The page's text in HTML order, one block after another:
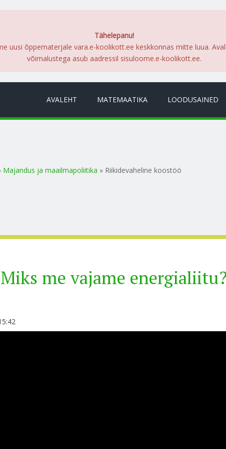
Tähelepanu!
uusi õppematerjale vara.e-koolikott.ee keskkonnas mitte luua.
võimalustega asub aadressil sisuloome.e-koolikott.ee.
AVALEHT MATEMAATIKA LOODUSAINED
Majandus ja maailmapoliitika » Riikidevaheline koostöö
Miks me vajame